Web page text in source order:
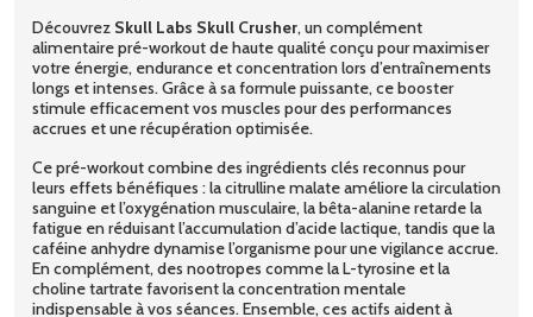
Découvrez Skull Labs Skull Crusher, un complément
alimentaire pré-workout de haute qualité conçu pour maximiser
votre énergie, endurance et concentration lors d’entraînements
longs et intenses. Grâce à sa formule puissante, ce booster
stimule efficacement vos muscles pour des performances
accrues et une récupération optimisée.
Ce pré-workout combine des ingrédients clés reconnus pour
leurs effets bénéfiques : la citrulline malate améliore la circulation
sanguine et l’oxygénation musculaire, la bêta-alanine retarde la
fatigue en réduisant l’accumulation d’acide lactique, tandis que la
caféine anhydre dynamise l’organisme pour une vigilance accrue.
En complément, des nootropes comme la L-tyrosine et la
choline tartrate favorisent la concentration mentale
indispensable à vos séances. Ensemble, ces actifs aident à